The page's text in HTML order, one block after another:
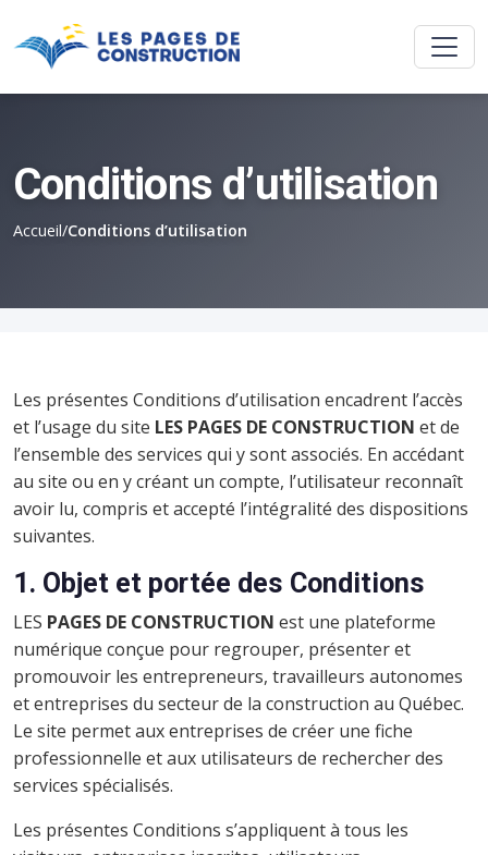
Conditions d’utilisation
Accueil/Conditions d’utilisation
Les présentes Conditions d’utilisation encadrent l’accès
et l’usage du site LES PAGES DE CONSTRUCTION et de
l’ensemble des services qui y sont associés. En accédant
au site ou en y créant un compte, l’utilisateur reconnaît
avoir lu, compris et accepté l’intégralité des dispositions
suivantes.
1. Objet et portée des Conditions
LES PAGES DE CONSTRUCTION est une plateforme
numérique conçue pour regrouper, présenter et
promouvoir les entrepreneurs, travailleurs autonomes
et entreprises du secteur de la construction au Québec.
Le site permet aux entreprises de créer une fiche
professionnelle et aux utilisateurs de rechercher des
services spécialisés.
Les présentes Conditions s’appliquent à tous les